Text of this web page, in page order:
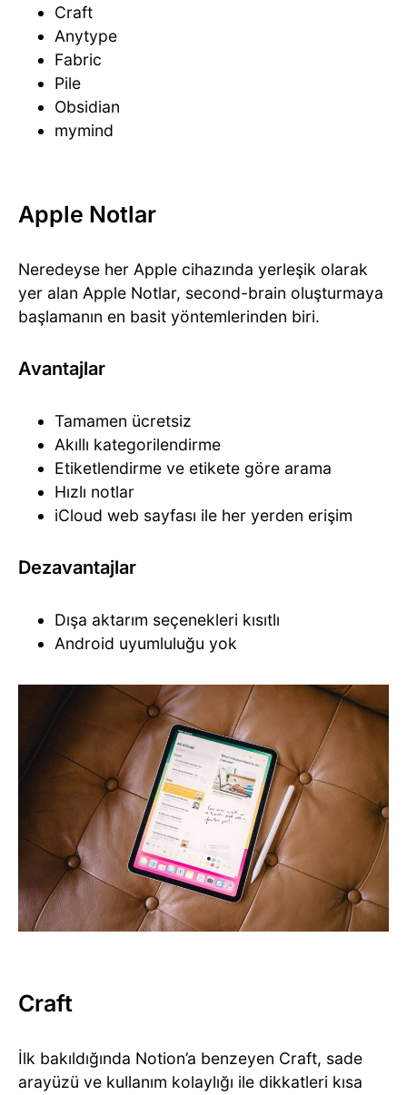
Craft
Anytype
Fabric
Pile
Obsidian
mymind
Apple Notlar
Neredeyse her Apple cihazında yerleşik olarak
yer alan Apple Notlar, second-brain oluşturmaya
başlamanın en basit yöntemlerinden biri.
Avantajlar
Tamamen ücretsiz
Akıllı kategorilendirme
Etiketlendirme ve etikete göre arama
Hızlı notlar
iCloud web sayfası ile her yerden erişim
Dezavantajlar
Dışa aktarım seçenekleri kısıtlı
Android uyumluluğu yok
Craft
İlk bakıldığında Notion’a benzeyen Craft, sade
arayüzü ve kullanım kolaylığı ile dikkatleri kısa